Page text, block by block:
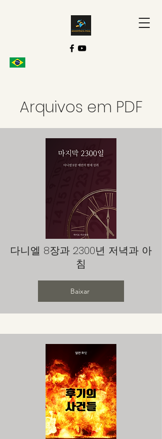
Arquivos em PDF
다니엘 8장과 2300년 저녁과 아
침
Baixar